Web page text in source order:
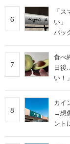
6
「
い」
バッ
7
食べ
日後
い！」
8
カイ
→想
ント